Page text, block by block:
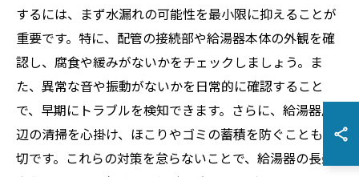
するには、まず水漏れの可能性を最小限に抑えることが
重要です。特に、配管の接続部や給湯器本体の外観を確
認し、腐食や緩みがないかをチェックしましょう。ま
た、異常な音や振動がないかを日常的に確認すること
で、早期にトラブルを検知できます。さらに、給湯器周
辺の清掃を心掛け、ほこりやゴミの蓄積を防ぐことも大
切です。これらの対策を怠らないことで、給湯器の長寿